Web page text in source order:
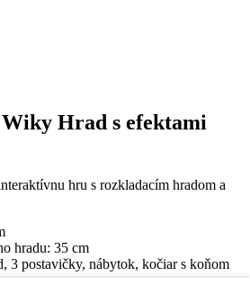
Wiky Hrad s efektami
hru s rozkladacím hradom a
hradu: 35 cm
3 postavičky, nábytok, kočiar s koňom